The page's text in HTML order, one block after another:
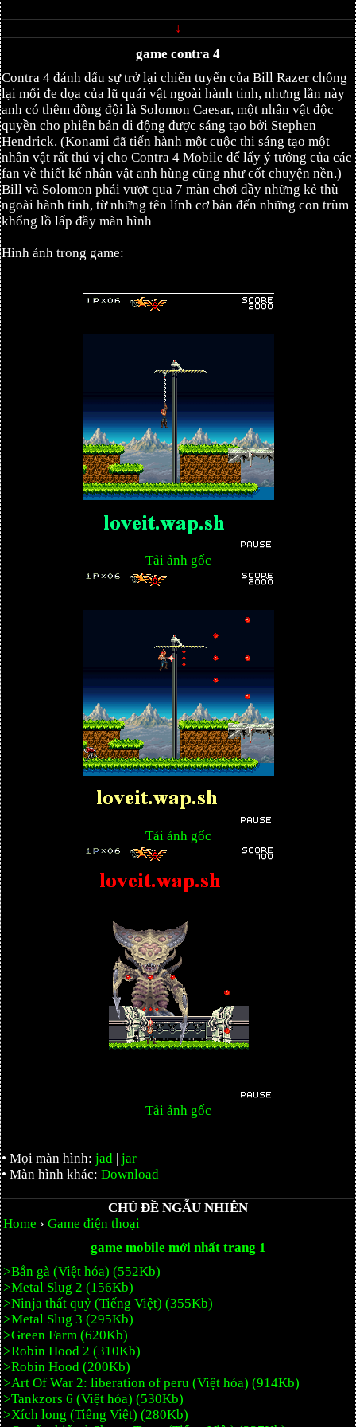
↓
game contra 4
Contra 4 đánh dấu sự trở lại chiến tuyến của Bill Razer chống
lại mối đe dọa của lũ quái vật ngoài hành tinh, nhưng lần này
anh có thêm đồng đội là Solomon Caesar, một nhân vật độc
quyền cho phiên bản di động được sáng tạo bởi Stephen
Hendrick. (Konami đã tiến hành một cuộc thi sáng tạo một
nhân vật rất thú vị cho Contra 4 Mobile để lấy ý tưởng của các
fan về thiết kế nhân vật anh hùng cũng như cốt chuyện nền.)
Bill và Solomon phái vượt qua 7 màn chơi đầy những kẻ thù
ngoài hành tinh, từ những tên lính cơ bản đến những con trùm
khổng lồ lấp đầy màn hình
Hình ảnh trong game:
Tải ảnh gốc
Tải ảnh gốc
Tải ảnh gốc
• Mọi màn hình: jad | jar
• Màn hình khác: Download
CHỦ ĐỀ NGẪU NHIÊN
Home › Game điện thoại
game mobile mới nhất trang 1
>Bắn gà (Việt hóa) (552Kb)
>Metal Slug 2 (156Kb)
>Ninja thất quỷ (Tiếng Việt) (355Kb)
>Metal Slug 3 (295Kb)
>Green Farm (620Kb)
>Robin Hood 2 (310Kb)
>Robin Hood (200Kb)
>Art Of War 2: liberation of peru (Việt hóa) (914Kb)
>Tankzors 6 (Việt hóa) (530Kb)
>Xích long (Tiếng Việt) (280Kb)